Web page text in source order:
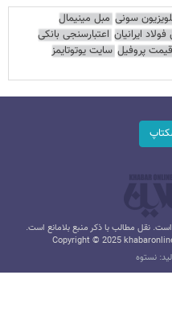
سونی مبل مینیمال
ایرانیان اعتبارسنجی بانکی
قیمت پروفیل سایت یوتوتایمز
نقل مطالب با ذکر منبع بلامانع است.
Copyright © 2025
نستوه